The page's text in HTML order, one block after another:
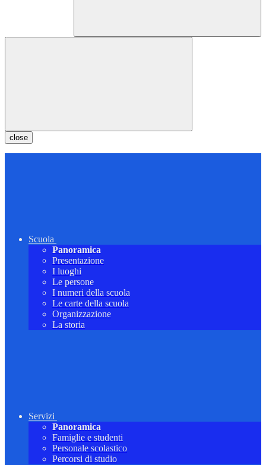
close
Scuola
Panoramica
Presentazione
I luoghi
Le persone
I numeri della scuola
Le carte della scuola
Organizzazione
La storia
Servizi
Panoramica
Famiglie e studenti
Personale scolastico
Percorsi di studio